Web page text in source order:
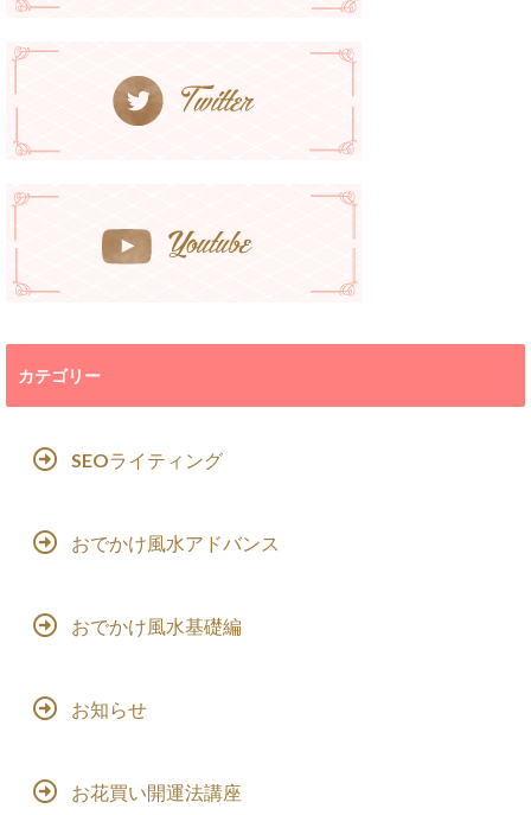
カテゴリー
SEOライティング
おでかけ風水アドバンス
おでかけ風水基礎編
お知らせ
お花買い開運法講座